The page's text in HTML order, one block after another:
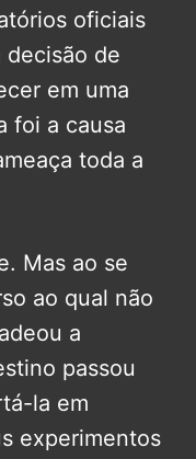
oficiais
decisão de
em uma
foi a causa
toda a
Mas ao se
ao qual não
a
passou
la em
experimentos